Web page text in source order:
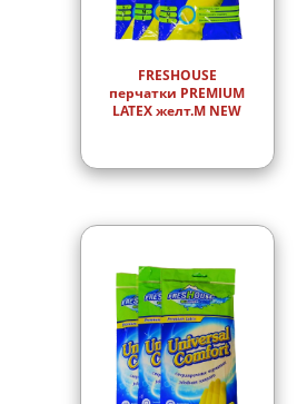
FRESHOUSE
перчатки PREMIUM
LATEX желт.M NEW